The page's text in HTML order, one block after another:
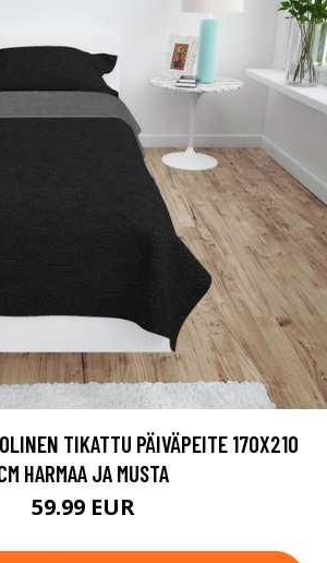
TIKATTU PÄIVÄPEITE 170X210
HARMAA JA MUSTA
59.99 EUR